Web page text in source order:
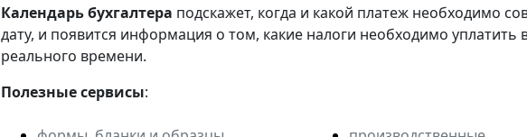
Календарьбухгалтера подскажет, когда и какой платеж необходимо
дату, и появится информация о том, какие налоги необходимо
реального времени.
Полезные сервисы: